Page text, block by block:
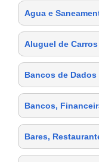
Agua e
Aluguel de Carros
Bancos de
Bancos,
Bares,